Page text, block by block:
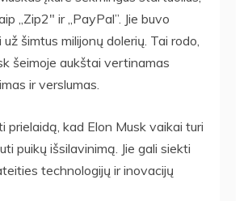
„Zip2″ ir „PayPal”. Jie buvo
šimtus milijonų dolerių. Tai rodo,
šeimoje aukštai vertinamas
ir verslumas.
prielaidą, kad Elon Musk vaikai turi
puikų išsilavinimą. Jie gali siekti
technologijų ir inovacijų